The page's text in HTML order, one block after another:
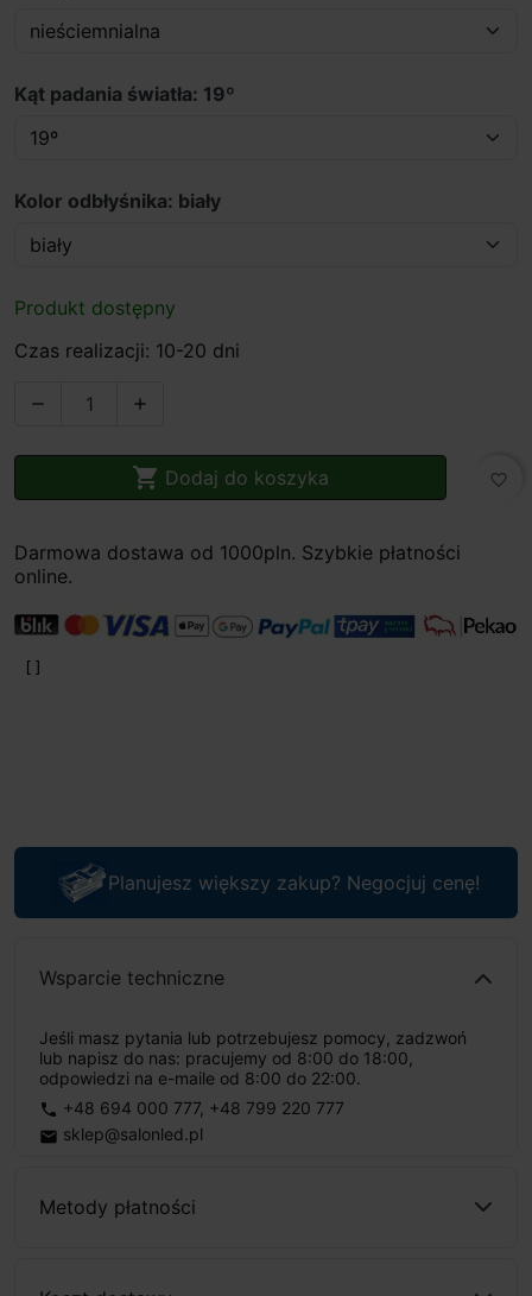
Kąt padania światła: 19º
Kolor odbłyśnika: biały
Produkt dostępny
Czas realizacji: 10-20 dni
 
 Dodaj do koszyka favorite_border
Darmowa dostawa od 1000pln. Szybkie płatności
online.
Planujesz większy zakup? Negocjuj cenę!
Wsparcie techniczne
Jeśli masz pytania lub potrzebujesz pomocy, zadzwoń
lub napisz do nas: pracujemy od 8:00 do 18:00,
odpowiedzi na e-maile od 8:00 do 22:00.
phone +48 694 000 777, +48 799 220 777
email sklep@salonled.pl
Metody płatności